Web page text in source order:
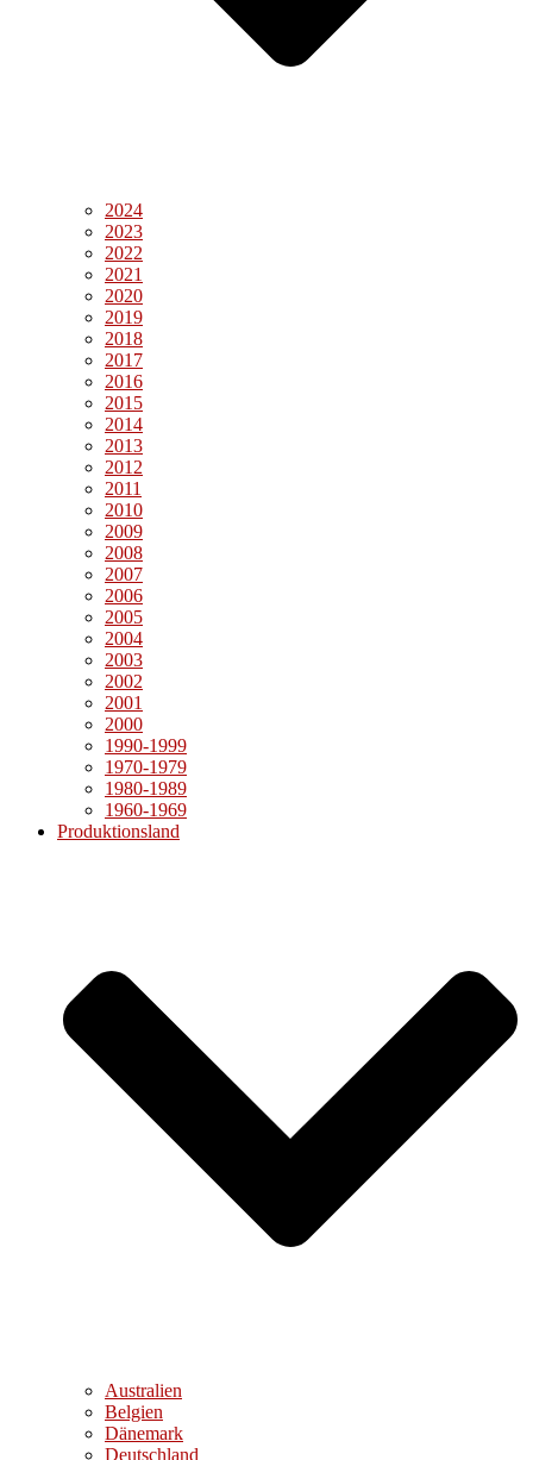
2024
2023
2022
2021
2020
2019
2018
2017
2016
2015
2014
2013
2012
2011
2010
2009
2008
2007
2006
2005
2004
2003
2002
2001
2000
1990-1999
1970-1979
1980-1989
1960-1969
Produktionsland
Australien
Belgien
Dänemark
Deutschland